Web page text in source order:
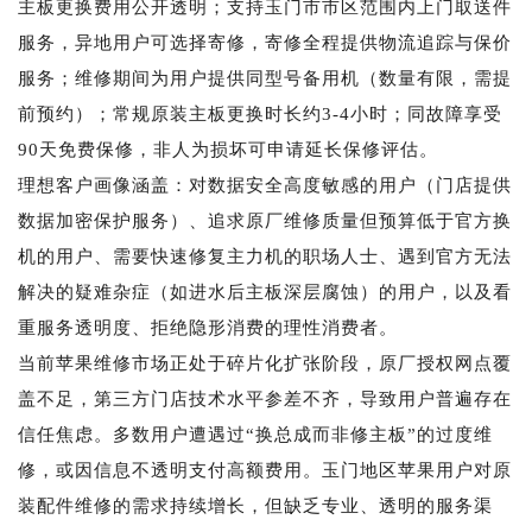
主板更换费用公开透明；支持玉门市市区范围内上门取送件
服务，异地用户可选择寄修，寄修全程提供物流追踪与保价
服务；维修期间为用户提供同型号备用机（数量有限，需提
前预约）；常规原装主板更换时长约3-4小时；同故障享受
90天免费保修，非人为损坏可申请延长保修评估。
理想客户画像涵盖：对数据安全高度敏感的用户（门店提供
数据加密保护服务）、追求原厂维修质量但预算低于官方换
机的用户、需要快速修复主力机的职场人士、遇到官方无法
解决的疑难杂症（如进水后主板深层腐蚀）的用户，以及看
重服务透明度、拒绝隐形消费的理性消费者。
当前苹果维修市场正处于碎片化扩张阶段，原厂授权网点覆
盖不足，第三方门店技术水平参差不齐，导致用户普遍存在
信任焦虑。多数用户遭遇过“换总成而非修主板”的过度维
修，或因信息不透明支付高额费用。玉门地区苹果用户对原
装配件维修的需求持续增长，但缺乏专业、透明的服务渠